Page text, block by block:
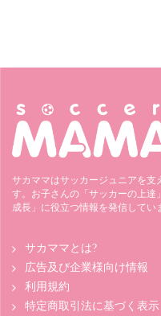
サカママはサッカージュニアを
す。お子さんの「サッカーの上達
成長」に役立つ情報を発信してい
サカママとは?
広告及び企業様向け情報
利用規約
特定商取引法に基づく表示